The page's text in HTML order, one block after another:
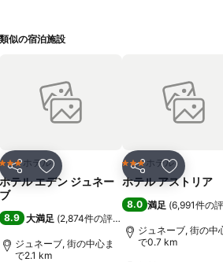
加
類似の宿泊施設
シェア お気に入りに追加
3 ホテルのランク
ホテル
ホテル エデン ジュネー
ブ
8.9 大満足 (2,874件の評価
ジュネーブ, 街の中心ま
で2.1 km
シェア お気に入
3 ホテルのランク
ホテル
ホテル アストリア
8.0 満足 (6,991件の
ジュネーブ, 街の中
で0.7 km